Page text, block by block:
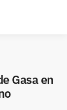
Gasa en